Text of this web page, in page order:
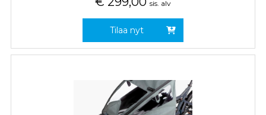
sis. alv
Tilaa nyt